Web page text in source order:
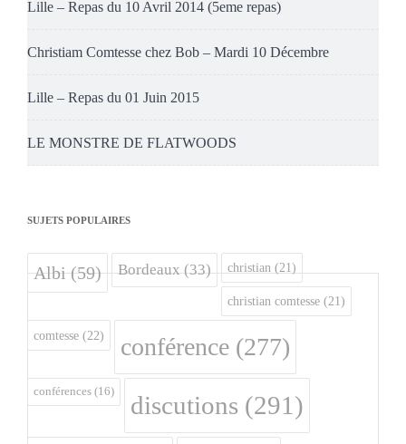
Lille – Repas du 10 Avril 2014 (5eme repas)
Christiam Comtesse chez Bob – Mardi 10 Décembre
Lille – Repas du 01 Juin 2015
LE MONSTRE DE FLATWOODS
SUJETS POPULAIRES
Albi(59) Bordeaux(33) christian (21)
christian comtesse (21)
comtesse (22) conférence (277)
conférences (16) discutions (291)